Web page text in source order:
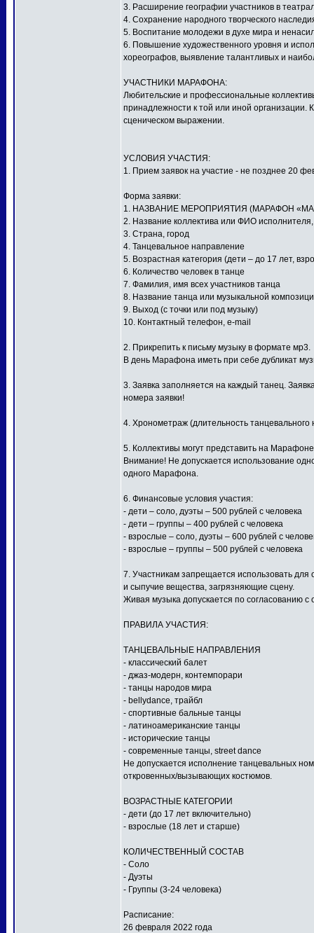
3. Расширение географии участников в
4. Сохранение народного творческого
5. Воспитание молодежи в духе мира и
6. Повышение художественного уровня и
хореографов, выявление талантливых и
УЧАСТНИКИ МАРАФОНА:
Любительские и профессиональные
принадлежности к той или иной организации.
сценическом выражении.
УСЛОВИЯ УЧАСТИЯ:
1. Прием заявок на участие - не позднее 20
Форма заявки:
1. НАЗВАНИЕ МЕРОПРИЯТИЯ (МАРАФОН
2. Название коллектива или ФИО
3. Страна, город
4. Танцевальное направление
5. Возрастная категория (дети – до 17 лет,
6. Количество человек в танце
7. Фамилия, имя всех участников танца
8. Название танца или музыкальной
9. Выход (с точки или под музыку)
10. Контактный телефон, e-mail
2. Прикрепить к письму музыку в формате мр3.
В день Марафона иметь при себе дубликат
3. Заявка заполняется на каждый танец.
номера заявки!
4. Хронометраж (длительность танцевального
5. Коллективы могут представить на
Внимание! Не допускается использование
одного Марафона.
6. Финансовые условия участия:
- дети – соло, дуэты – 500 рублей с человека
- дети – группы – 400 рублей с человека
- взрослые – соло, дуэты – 600 рублей с
- взрослые – группы – 500 рублей с человека
7. Участникам запрещается использовать
и сыпучие вещества, загрязняющие сцену.
Живая музыка допускается по согласованию
ПРАВИЛА УЧАСТИЯ:
ТАНЦЕВАЛЬНЫЕ НАПРАВЛЕНИЯ
- классический балет
- джаз-модерн, контемпорари
- танцы народов мира
- bellydance, трайбл
- спортивные бальные танцы
- латиноамериканские танцы
- исторические танцы
- современные танцы, street dance
Не допускается исполнение танцевальных
откровенных/вызывающих костюмов.
ВОЗРАСТНЫЕ КАТЕГОРИИ
- дети (до 17 лет включительно)
- взрослые (18 лет и старше)
КОЛИЧЕСТВЕННЫЙ СОСТАВ
- Соло
- Дуэты
- Группы (3-24 человека)
Расписание:
26 февраля 2022 года